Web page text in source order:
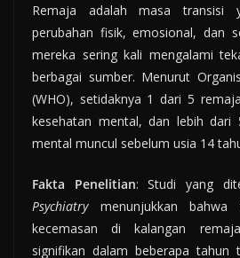
Remaja adalah masa transisi
perubahan fisik, emosional, dan
mereka sering kali mengalami
berbagai sumber. Menurut
(WHO), setidaknya 1 dari 5
kesehatan mental, dan lebih dari
mental muncul sebelum usia 14
Fakta Penelitian: Studi yang
Psychiatrymenunjukkan bahwa
kecemasan di kalangan
signifikan dalam beberapa tahun